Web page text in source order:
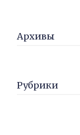
Архивы
Рубрики